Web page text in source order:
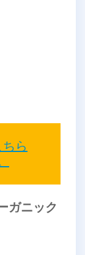
ら
ガニック